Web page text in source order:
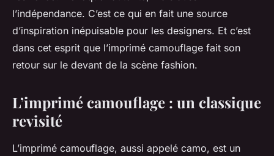
l’indépendance. C’est ce qui en fait une source
d’inspiration inépuisable pour les designers. Et c’est
dans cet esprit que l’imprimé camouflage fait son
retour sur le devant de la scène fashion.
L’imprimé camouflage : un classique
revisité
L’imprimé camouflage, aussi appelé camo, est un